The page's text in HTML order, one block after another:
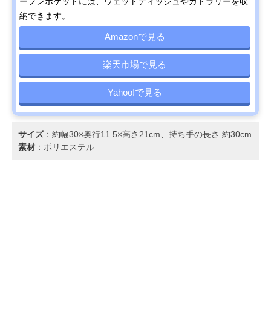
納できます。
Amazonで見る
楽天市場で見る
Yahoo!で見る
サイズ：約幅30×奥行11.5×高さ21cm、持ち手の長さ 約30cm
素材 ：ポリエステル